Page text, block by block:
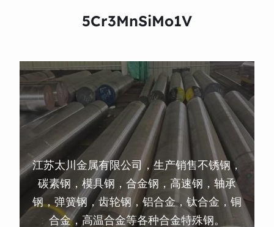
5Cr3MnSiMo1V
江苏太川金属有限公司，生产销售不锈钢，
碳素钢，模具钢，合金钢，高速钢，轴承
钢，弹簧钢，齿轮钢，铝合金，钛合金，铜
合金，高温合金等各种合金特殊钢。